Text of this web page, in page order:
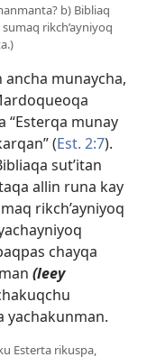
b) Bibliaq
rikch’ayniyoq
munaycha,
“Esterqa munay
(Est. 2:7).
sut’itan
allin runa kay
rikch’ayniyoq
chayqa
(leey
yachakunman.
Esterta rikuspa,